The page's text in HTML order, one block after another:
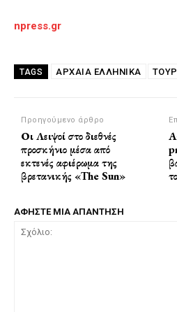
npress.gr
TAGS ΑΡΧΑΙΑ ΕΛΛΗΝΙΚΑ
Προηγούμενο άρθρο
Οι Λειψοί στο διεθνές
προσκήνιο μέσα από
εκτενές αφιέρωμα της
βρετανικής «The Sun»
ΑΦΗΣΤΕ ΜΙΑ ΑΠΑΝΤΗΣΗ